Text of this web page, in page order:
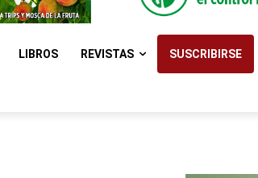
LIBROS REVISTAS SUSCRIBIRSE